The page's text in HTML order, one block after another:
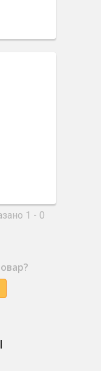
1 - 0